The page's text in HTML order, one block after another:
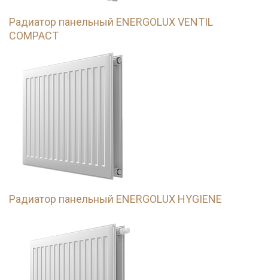
Радиатор панельный ENERGOLUX VENTIL
COMPACT
Радиатор панельный ENERGOLUX HYGIENE